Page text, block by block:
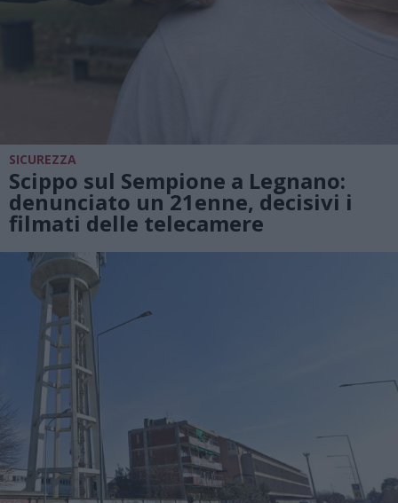
SICUREZZA
Scippo sul Sempione a Legnano:
denunciato un 21enne, decisivi i
filmati delle telecamere